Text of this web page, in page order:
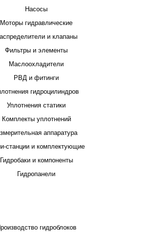
Насосы
Моторы гидравлические
и клапаны
Фильтры и элементы
Маслоохладители
РВД и фитинги
гидроцилиндров
Уплотнения статики
Комплекты уплотнений
аппаратура
станции и комплектующие
Гидробаки и компоненты
Гидропанели
гидроблоков